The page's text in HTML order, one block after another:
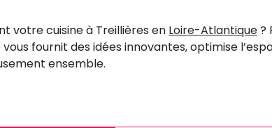
votre cuisine à Treillières en Loire-Atlantique?
fournit des idées innovantes, optimise
ensemble.